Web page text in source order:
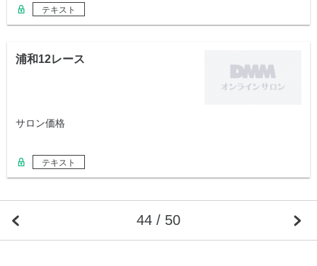
テキスト
浦和12レース
サロン価格
テキスト
44 / 50